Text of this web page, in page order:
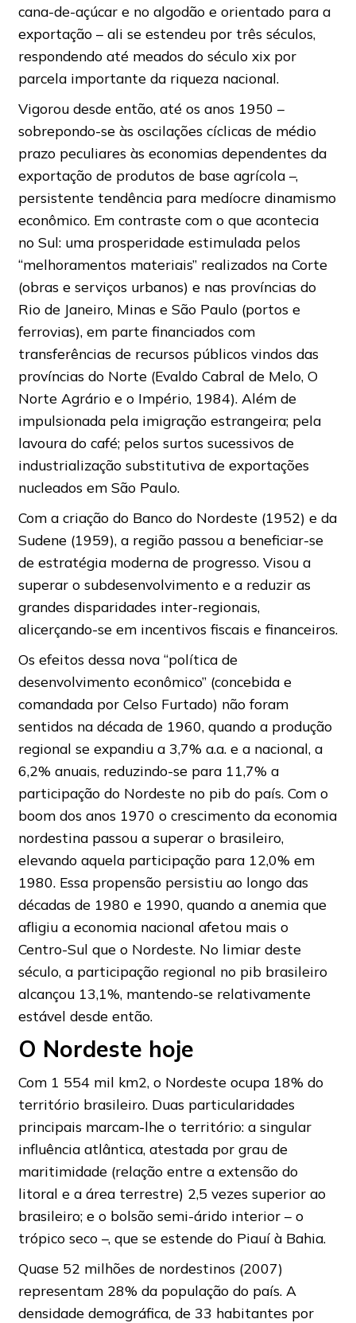
cana-de-açúcar e no algodão e orientado para a
exportação – ali se estendeu por três séculos,
respondendo até meados do século xix por
parcela importante da riqueza nacional.
Vigorou desde então, até os anos 1950 –
sobrepondo-se às oscilações cíclicas de médio
prazo peculiares às economias dependentes da
exportação de produtos de base agrícola –,
persistente tendência para medíocre dinamismo
econômico. Em contraste com o que acontecia
no Sul: uma prosperidade estimulada pelos
“melhoramentos materiais” realizados na Corte
(obras e serviços urbanos) e nas províncias do
Rio de Janeiro, Minas e São Paulo (portos e
ferrovias), em parte financiados com
transferências de recursos públicos vindos das
províncias do Norte (Evaldo Cabral de Melo, O
Norte Agrário e o Império, 1984). Além de
impulsionada pela imigração estrangeira; pela
lavoura do café; pelos surtos sucessivos de
industrialização substitutiva de exportações
nucleados em São Paulo.
Com a criação do Banco do Nordeste (1952) e da
Sudene (1959), a região passou a beneficiar-se
de estratégia moderna de progresso. Visou a
superar o subdesenvolvimento e a reduzir as
grandes disparidades inter-regionais,
alicerçando-se em incentivos fiscais e financeiros.
Os efeitos dessa nova “política de
desenvolvimento econômico” (concebida e
comandada por Celso Furtado) não foram
sentidos na década de 1960, quando a produção
regional se expandiu a 3,7% a.a. e a nacional, a
6,2% anuais, reduzindo-se para 11,7% a
participação do Nordeste no pib do país. Com o
boom dos anos 1970 o crescimento da economia
nordestina passou a superar o brasileiro,
elevando aquela participação para 12,0% em
1980. Essa propensão persistiu ao longo das
décadas de 1980 e 1990, quando a anemia que
afligiu a economia nacional afetou mais o
Centro-Sul que o Nordeste. No limiar deste
século, a participação regional no pib brasileiro
alcançou 13,1%, mantendo-se relativamente
estável desde então.
O Nordeste hoje
Com 1 554 mil km2, o Nordeste ocupa 18% do
território brasileiro. Duas particularidades
principais marcam-lhe o território: a singular
influência atlântica, atestada por grau de
maritimidade (relação entre a extensão do
litoral e a área terrestre) 2,5 vezes superior ao
brasileiro; e o bolsão semi-árido interior – o
trópico seco –, que se estende do Piauí à Bahia.
Quase 52 milhões de nordestinos (2007)
representam 28% da população do país. A
densidade demográfica, de 33 habitantes por